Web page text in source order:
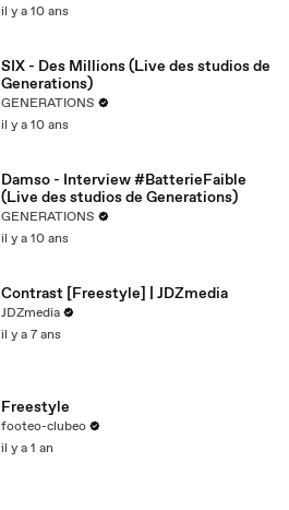
il y a 10 ans
SIX - Des Millions (Live des studios de
Generations)
GENERATIONS
il y a 10 ans
Damso - Interview #BatterieFaible
(Live des studios de Generations)
GENERATIONS
il y a 10 ans
Contrast [Freestyle] | JDZmedia
JDZmedia
il y a 7 ans
Freestyle
footeo-clubeo
il y a 1 an